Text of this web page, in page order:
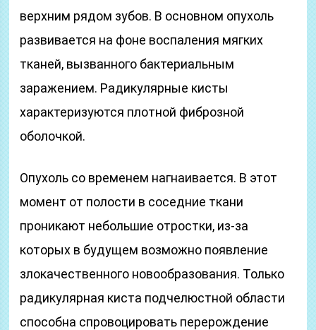
верхним рядом зубов. В основном опухоль
развивается на фоне воспаления мягких
тканей, вызванного бактериальным
заражением. Радикулярные кисты
характеризуются плотной фиброзной
оболочкой.
Опухоль со временем нагнаивается. В этот
момент от полости в соседние ткани
проникают небольшие отростки, из-за
которых в будущем возможно появление
злокачественного новообразования. Только
радикулярная киста подчелюстной области
способна спровоцировать перерождение